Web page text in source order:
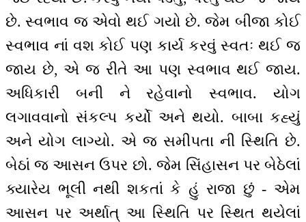
છે. સ્વભાવ જ એવો થઈ ગયો છે. જેમ બીજા કોઈ
સ્વભાવ નાં વશ કોઈ પણ કાર્ય કરવું સ્વતઃ થઈ જ
જાય છે, એ જ રીતે આ પણ સ્વભાવ થઈ જાય.
અધિકારી બની ને રહેવાનો સ્વભાવ. યોગ
લગાવવાનો સંકલ્પ કર્યો અને થયો. બાબા કહ્યું
અને યોગ લાગ્યો. એ જ સમીપતા ની સ્થિતિ છે.
બેઠાં જ આસન ઉપર છો. જેમ સિંહાસન પર બેઠેલાં
ક્યારેય ભૂલી નથી શકતાં કે હું રાજા છું - એમ
આસન પર અર્થાત્ આ સ્થિતિ પર સ્થિત થયેલાં